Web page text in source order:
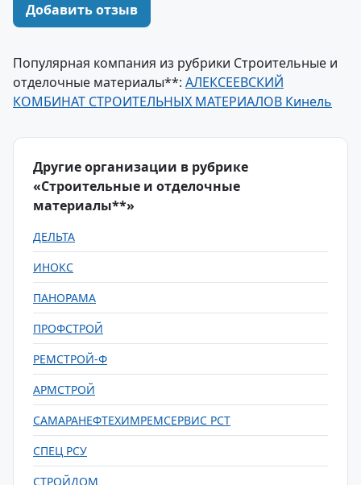
Добавить отзыв
Популярная компания из рубрики Строительные и
отделочные материалы**: АЛЕКСЕЕВСКИЙ
КОМБИНАТ СТРОИТЕЛЬНЫХ МАТЕРИАЛОВ Кинель
Другие организации в рубрике
«Строительные и отделочные
материалы**»
ДЕЛЬТА
ИНОКС
ПАНОРАМА
ПРОФСТРОЙ
РЕМСТРОЙ-Ф
АРМСТРОЙ
САМАРАНЕФТЕХИМРЕМСЕРВИС РСТ
СПЕЦ РСУ
СТРОЙДОМ